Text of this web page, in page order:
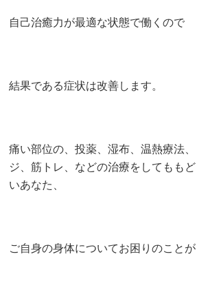
自己治癒力が最適な状態で働くので
結果である症状は改善します。
痛い部位の、投薬、湿布、温熱療法
ジ、筋トレ、などの治療をしてもも
いあなた、
ご自身の身体についてお困りのことが